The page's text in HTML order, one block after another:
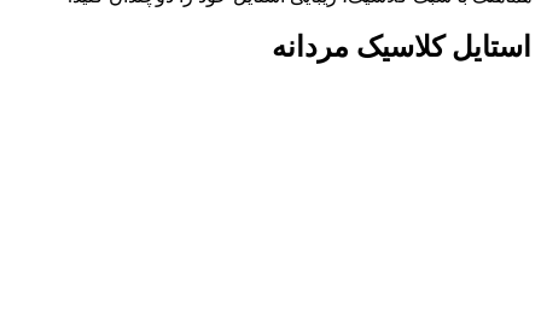
استایل کلاسیک مردانه